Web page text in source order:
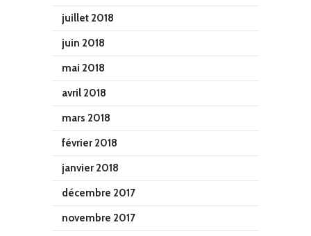
juillet 2018
juin 2018
mai 2018
avril 2018
mars 2018
février 2018
janvier 2018
décembre 2017
novembre 2017